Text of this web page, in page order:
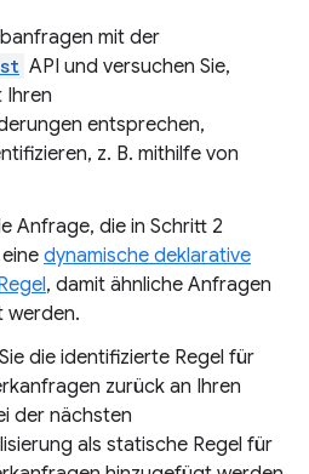
mit der
API und versuchen Sie,
Ihren
entsprechen,
z. B. mithilfe von
Anfrage, die in Schritt 2
dynamische deklarative
, damit ähnliche Anfragen
werden.
die identifizierte Regel für
zurück an Ihren
der nächsten
als statische Regel für